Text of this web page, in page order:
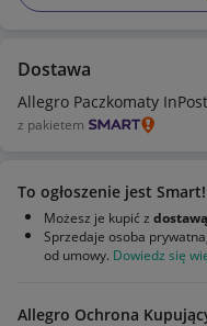
Dostawa
Allegro Paczkomaty InPost
z pakietem
To ogłoszenie jest Smart!
Możesz je kupić z
Sprzedaje osoba
od umowy. Dowiedz się
Allegro Ochrona